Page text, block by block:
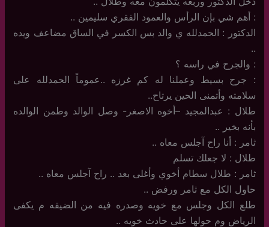
: أهم شي بإن الرأس والعمود الفقري سليمين ..
الدكتور : الحمدلله ي والد بس الكسر في الساق مضاعف ويده
..
: والجرح في راسه ؟
: جرح بسيط وعملنا له كم غرزه ..عموماً الحمدلله على
سلامته وأتمنى الحين يرتاح..
طلال : عبدالمجيد –أخوه الاصغر- وصل الوالد وطمن الوالده
بأنه بخير ..
ثامر : أنا راح آجلس معاه ..
طلال : لا جعلك تسلم
ثامر : طلال سطام أخوي وأغلى بعد .. راح آجلس معاه ..
حاول الكل مع ثامر ورفض ..
طلع الكل وجلس مع خويه وصدره فيه من الضيقه م يكفى
الرياض وم حولها على حادث خويه ..